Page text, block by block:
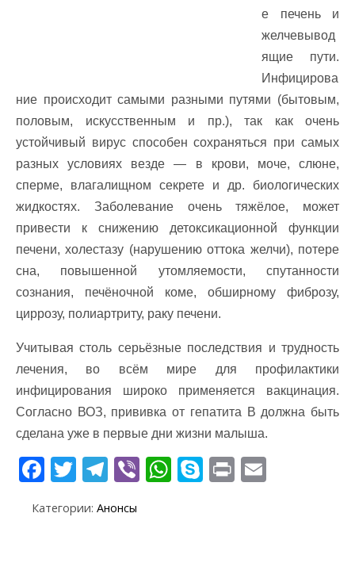
е печень и
желчевывод
ящие пути.
Инфицирова
ние происходит самыми разными путями (бытовым,
половым, искусственным и пр.), так как очень
устойчивый вирус способен сохраняться при самых
разных условиях везде — в крови, моче, слюне,
сперме, влагалищном секрете и др. биологических
жидкостях. Заболевание очень тяжёлое, может
привести к снижению детоксикационной функции
печени, холестазу (нарушению оттока желчи), потере
сна, повышенной утомляемости, спутанности
сознания, печёночной коме, обширному фиброзу,
циррозу, полиартриту, раку печени.
Учитывая столь серьёзные последствия и трудность
лечения, во всём мире для профилактики
инфицирования широко применяется вакцинация.
Согласно ВОЗ, прививка от гепатита В должна быть
сделана уже в первые дни жизни малыша.
F
e
T
itt
T
e
Vi W S Pr
Категории: Анонсы